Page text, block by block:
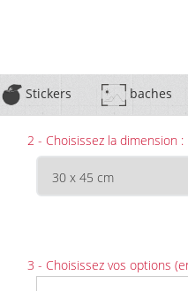
Stickers baches
2 - Choisissez la dimension :
3 - Choisissez vos options